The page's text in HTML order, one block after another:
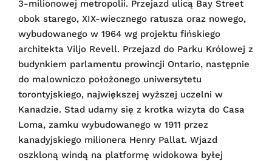
3-milionowej metropolii. Przejazd ulicą Bay Street
obok starego, XIX-wiecznego ratusza oraz nowego,
wybudowanego w 1964 wg projektu fińskiego
architekta Viljo Revell. Przejazd do Parku Królowej z
budynkiem parlamentu prowincji Ontario, następnie
do malowniczo położonego uniwersytetu
torontyjskiego, największej wyższej uczelni w
Kanadzie. Stad udamy się z krotka wizyta do Casa
Loma, zamku wybudowanego w 1911 przez
kanadyjskiego milionera Henry Pallat. Wjazd
oszkloną windą na platformę widokowa byłej